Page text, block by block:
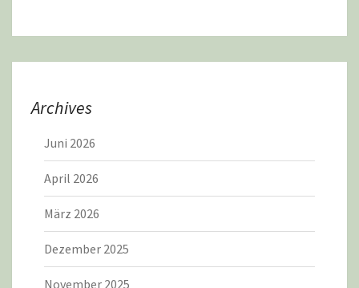
Archives
Juni 2026
April 2026
März 2026
Dezember 2025
November 2025